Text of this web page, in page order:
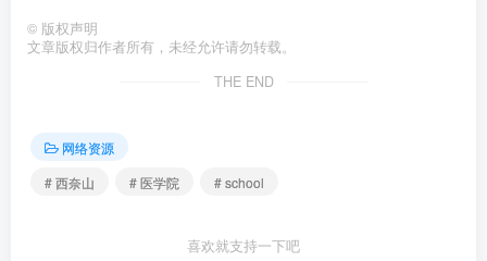
© 版权声明
文章版权归作者所有，未经允许请勿转载。
THE END
网络资源
# 西奈山
# 医学院 # school
喜欢就支持一下吧